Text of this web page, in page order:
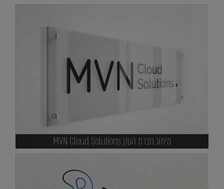
מיתוג חברת הענן MVN Cloud Solutions